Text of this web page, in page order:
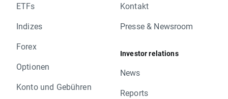
ETFs
Indizes
Forex
Optionen
Konto und Gebühren
Kontakt
Presse & Newsroom
Investor relations
News
Reports